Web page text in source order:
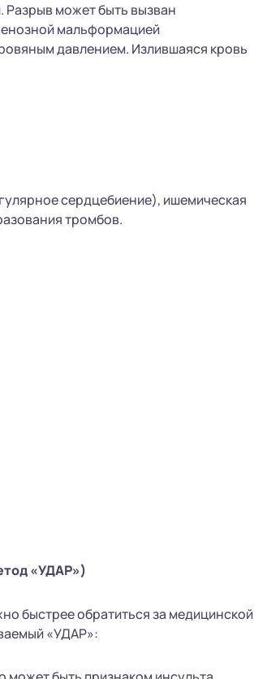
Разрыв может быть вызван
мальформацией
давлением. Излившаяся кровь
сердцебиение), ишемическая
тромбов.
«УДАР»)
быстрее обратиться за медицинской
«УДАР»: